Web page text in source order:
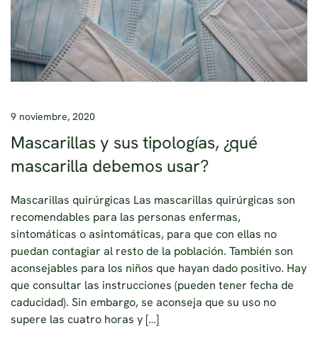
9 noviembre, 2020
Mascarillas y sus tipologías, ¿qué
mascarilla debemos usar?
Mascarillas quirúrgicas Las mascarillas quirúrgicas son
recomendables para las personas enfermas,
sintomáticas o asintomáticas, para que con ellas no
puedan contagiar al resto de la población. También son
aconsejables para los niños que hayan dado positivo. Hay
que consultar las instrucciones (pueden tener fecha de
caducidad). Sin embargo, se aconseja que su uso no
supere las cuatro horas y […]